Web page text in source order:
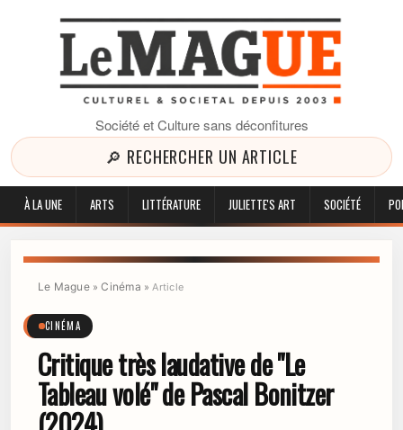
Société et Culture sans déconfitures
🔎 RECHERCHER UN ARTICLE
À LA UNE ARTS LITTÉRATURE JULIETTE'S ART SOCIÉTÉ
Le Mague»Cinéma »Article
CINÉMA
Critique très laudative de "Le
Tableau volé" de Pascal Bonitzer